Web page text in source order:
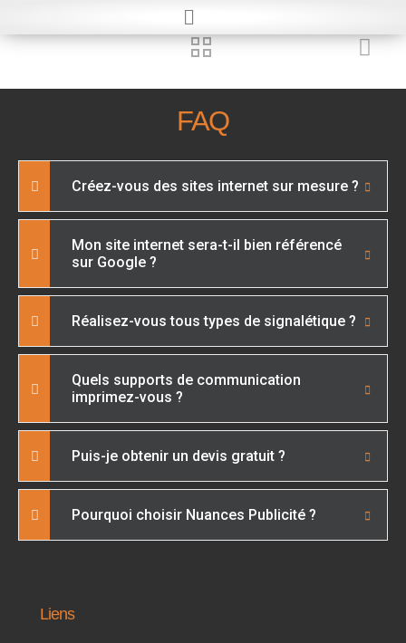
FAQ
Créez-vous des sites internet sur mesure ?
Mon site internet sera-t-il bien référencé
sur Google ?
Réalisez-vous tous types de signalétique ?
Quels supports de communication
imprimez-vous ?
Puis-je obtenir un devis gratuit ?
Pourquoi choisir Nuances Publicité ?
Liens